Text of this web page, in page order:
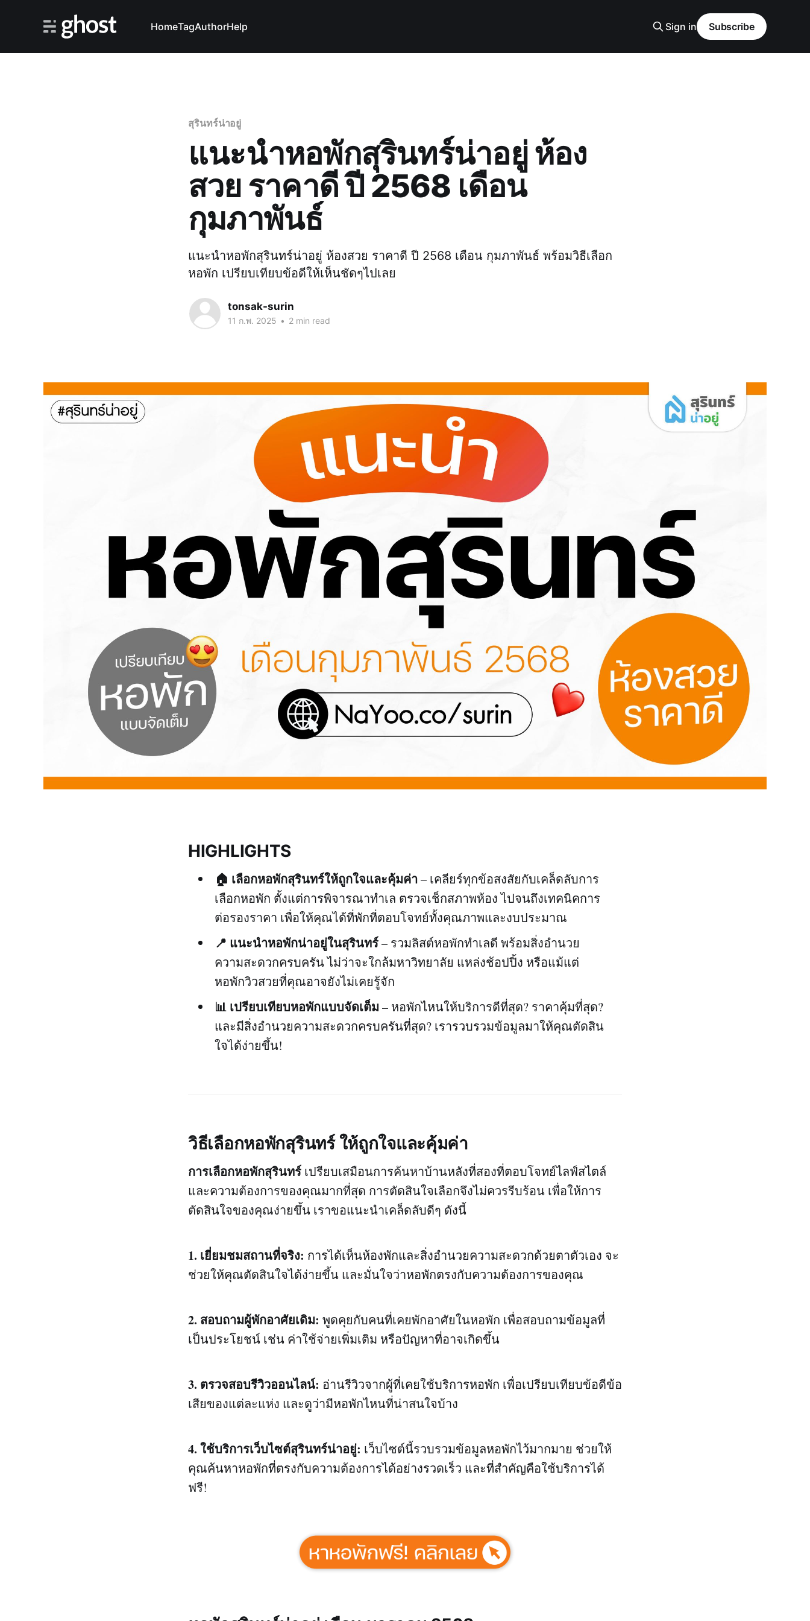
HomeTagAuthorHelp Sign in Subscribe
สุรินทร์น่าอยู่
แนะนำหอพักสุรินทร์น่าอยู่ ห้อง
สวย ราคาดี ปี 2568 เดือน
กุมภาพันธ์
แนะนำหอพักสุรินทร์น่าอยู่ ห้องสวย ราคาดี ปี 2568 เดือน กุมภาพันธ์ พร้อมวิธีเลือก
หอพัก เปรียบเทียบข้อดีให้เห็นชัดๆไปเลย
tonsak-surin
11 ก.พ. 2025 • 2 min read
HIGHLIGHTS
🏠 เลือกหอพักสุรินทร์ให้ถูกใจและคุ้มค่า– เคลียร์ทุกข้อสงสัยกับเคล็ดลับการ
เลือกหอพัก ตั้งแต่การพิจารณาทำเล ตรวจเช็กสภาพห้อง ไปจนถึงเทคนิคการ
ต่อรองราคา เพื่อให้คุณได้ที่พักที่ตอบโจทย์ทั้งคุณภาพและงบประมาณ
📍 แนะนำหอพักน่าอยู่ในสุรินทร์– รวมลิสต์หอพักทำเลดี พร้อมสิ่งอำนวย
ความสะดวกครบครัน ไม่ว่าจะใกล้มหาวิทยาลัย แหล่งช้อปปิ้ง หรือแม้แต่
หอพักวิวสวยที่คุณอาจยังไม่เคยรู้จัก
📊 เปรียบเทียบหอพักแบบจัดเต็ม – หอพักไหนให้บริการดีที่สุด? ราคาคุ้มที่สุด?
และมีสิ่งอำนวยความสะดวกครบครันที่สุด? เรารวบรวมข้อมูลมาให้คุณตัดสิน
ใจได้ง่ายขึ้น!
วิธีเลือกหอพักสุรินทร์ ให้ถูกใจและคุ้มค่า
การเลือกหอพักสุรินทร์ เปรียบเสมือนการค้นหาบ้านหลังที่สองที่ตอบโจทย์ไลฟ์สไตล์
และความต้องการของคุณมากที่สุด การตัดสินใจเลือกจึงไม่ควรรีบร้อน เพื่อให้การ
ตัดสินใจของคุณง่ายขึ้น เราขอแนะนำเคล็ดลับดีๆ ดังนี้
1. เยี่ยมชมสถานที่จริง: การได้เห็นห้องพักและสิ่งอำนวยความสะดวกด้วยตาตัวเอง จะ
ช่วยให้คุณตัดสินใจได้ง่ายขึ้น และมั่นใจว่าหอพักตรงกับความต้องการของคุณ
2. สอบถามผู้พักอาศัยเดิม: พูดคุยกับคนที่เคยพักอาศัยในหอพัก เพื่อสอบถามข้อมูลที่
เป็นประโยชน์ เช่น ค่าใช้จ่ายเพิ่มเติม หรือปัญหาที่อาจเกิดขึ้น
3. ตรวจสอบรีวิวออนไลน์: อ่านรีวิวจากผู้ที่เคยใช้บริการหอพัก เพื่อเปรียบเทียบข้อดีข้อ
เสียของแต่ละแห่ง และดูว่ามีหอพักไหนที่น่าสนใจบ้าง
4. ใช้บริการเว็บไซต์สุรินทร์น่าอยู่: เว็บไซต์นี้รวบรวมข้อมูลหอพักไว้มากมาย ช่วยให้
คุณค้นหาหอพักที่ตรงกับความต้องการได้อย่างรวดเร็ว และที่สำคัญคือใช้บริการได้
ฟรี!